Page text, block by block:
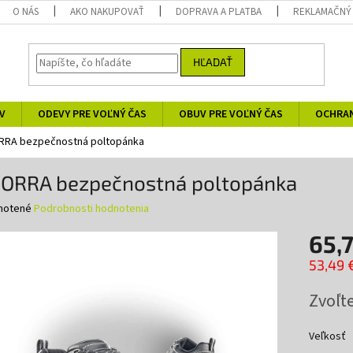
O NÁS AKO NAKUPOVAŤ DOPRAVA A PLATBA
HĽADAŤ
ODEVY PRE VOĽNÝ ČAS OBUV PRE VOĽNÝ ČAS
bezpečnostná poltopánka
bezpečnostná poltopánka
Podrobnosti hodnotenia
53,49
cena:
Veľkosť